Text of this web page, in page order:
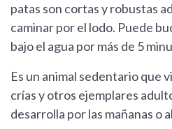
patas son cortas y robustas
caminar por el lodo. Puede
bajo el agua por más de 5
Es un animal sedentario que
crías y otros ejemplares
desarrolla por las mañanas o